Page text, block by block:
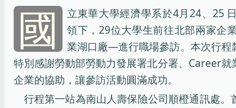
國
立東華大學經濟學系於4月24、25
領下，29位大學生前往北部兩家企
業湖口廠—進行職場參訪。本次行程
特別感謝勞動部勞動力發展署北分署、Career
企業的協助，讓參訪活動圓滿成功。
行程第一站為南山人壽保險公司順橙通訊處